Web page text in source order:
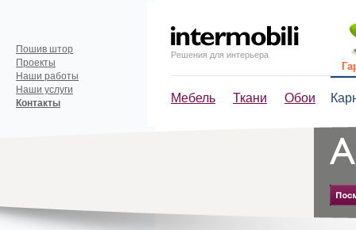
Решения для интерьера
Мебель Ткани Обои
Пошив штор
Проекты
Наши работы
Наши услуги
Контакты